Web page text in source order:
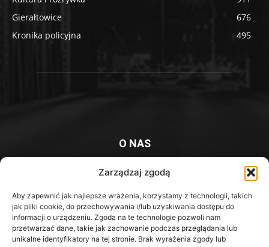
Zarządzaj zgodą
Aby zapewnić jak najlepsze wrażenia, korzystamy z technologii, takich
jak pliki cookie, do przechowywania i/lub uzyskiwania dostępu do
informacji o urządzeniu. Zgoda na te technologie pozwoli nam
przetwarzać dane, takie jak zachowanie podczas przeglądania lub
unikalne identyfikatory na tej stronie. Brak wyrażenia zgody lub
Gierałtowice
676
Kronika policyjna
495
O NAS
Platforma informacyjna mieszkańców Knurowa i okolic
Kontakt z redakcją:redakcja@iknurow.pl